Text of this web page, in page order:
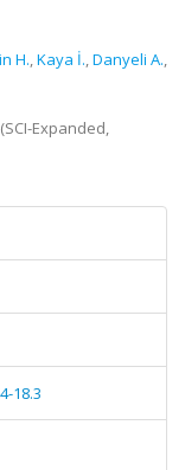
H.,Kaya İ.,Danyeli A.,
Expanded,
18.3